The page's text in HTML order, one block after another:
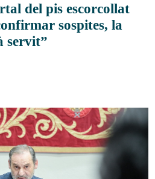
del pis escorcollat
sospites, la
servit”